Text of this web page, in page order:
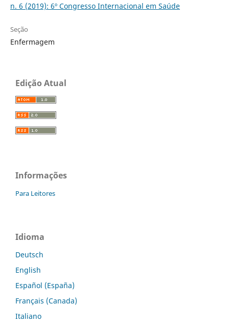
n. 6 (2019): 6º Congresso Internacional em Saúde
Seção
Enfermagem
Edição Atual
Informações
Para Leitores
Idioma
Deutsch
English
Español (España)
Français (Canada)
Italiano